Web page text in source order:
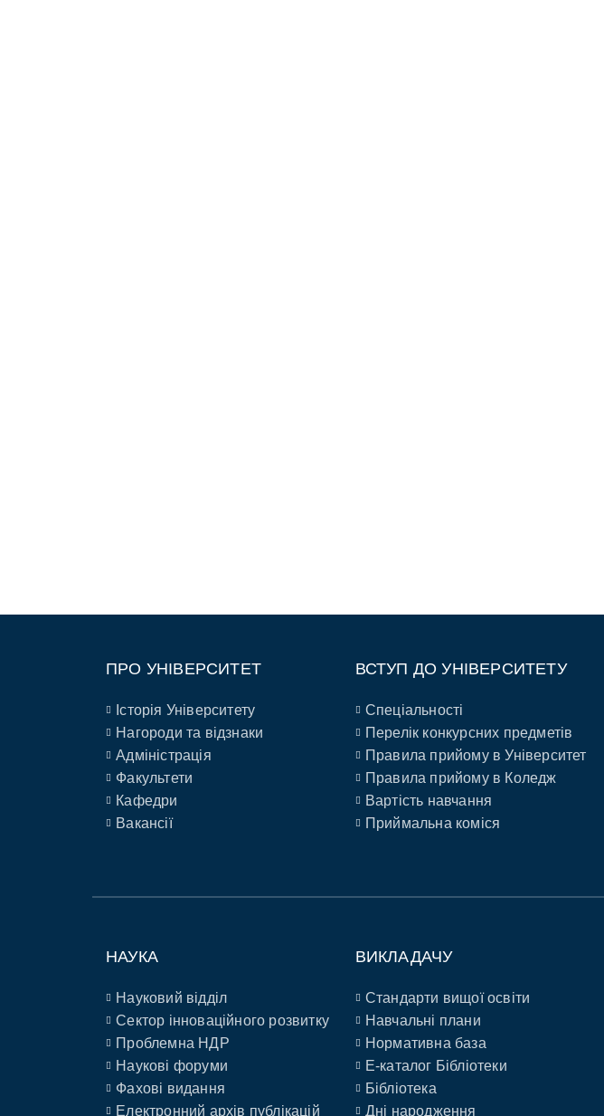
ПРО УНІВЕРСИТЕТ
Історія Університету
Нагороди та відзнаки
Адміністрація
Факультети
Кафедри
Вакансії
ВСТУП ДО УНІВЕРСИТЕТУ
Спеціальності
Перелік конкурсних предметів
Правила прийому в Університет
Правила прийому в Коледж
Вартість навчання
Приймальна коміся
НАУКА
Науковий відділ
Сектор інноваційного розвитку
Проблемна НДР
Наукові форуми
Фахові видання
Електронний архів публікацій
ВИКЛАДАЧУ
Стандарти вищої освіти
Навчальні плани
Нормативна база
E-каталог Бібліотеки
Бібліотека
Дні народження